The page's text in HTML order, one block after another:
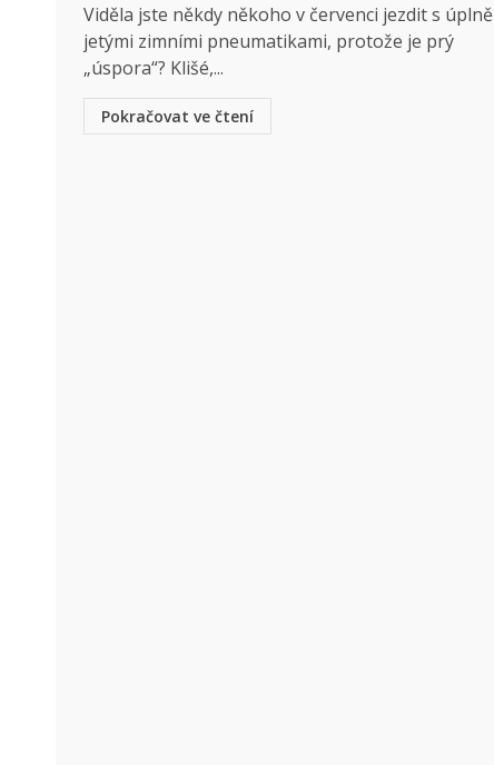
Viděla jste někdy někoho v červenci jezdit s úplně
jetými zimními pneumatikami, protože je prý
„úspora“? Klišé,...
Pokračovat ve čtení